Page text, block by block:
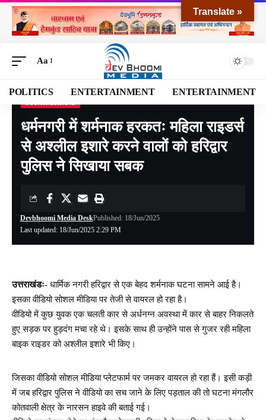
Aa
POLITICS ENTERTAINMENT ENTERTAINMENT
Devbhoomi Media> Blog>NATIONAL>UTTARAKHAND>धर्मनगरी में शर्मनाक हरकतः महिला राइडर्स से अश्लील इशारे करने वालों को हरिद्वार पुलिस ने सिखाया सबक
धर्मनगरी में शर्मनाक हरकतः महिला राइडर्स
से अश्लील इशारे करने वालों को हरिद्वार
पुलिस ने सिखाया सबक
Last updated: 18/Jun/2025 2:29 PM
Devbhoomi Media DeskPublished: 18/Jun/2025
उत्तराखंडः- धार्मिक नगरी हरिद्वार से एक बेहद शर्मनाक घटना सामने आई है।
इसका वीडियो सोशल मीडिया पर तेजी से वायरल हो रहा है।
वीडियो में कुछ युवक एक चलती कार से अर्धनग्न अवस्था में कार से बाहर निकलते
हुए सड़क पर हुड़दंग मचा रहे थे। इसके साथ ही उन्होंने पास से गुजर रही महिला
बाइक राइडर को अश्लील इशारे भी किए।
जिसका वीडियो सोशल मीडिया प्लेटफार्म पर जमकर वायरल हो रहा हैं। इसी कड़ी
में जब हरिद्वार पुलिस ने वीडियो का सच जाने के लिए पड़ताल की तो घटना मंगलौर
कोतवाली क्षेत्र के नारसन हाइवे की बताई गई।
Translate »